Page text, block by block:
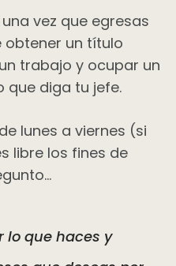
vez que egresas
obtener un título
trabajo y ocupar un
que diga tu jefe.
lunes a viernes (si
libre los fines de
lo que haces y